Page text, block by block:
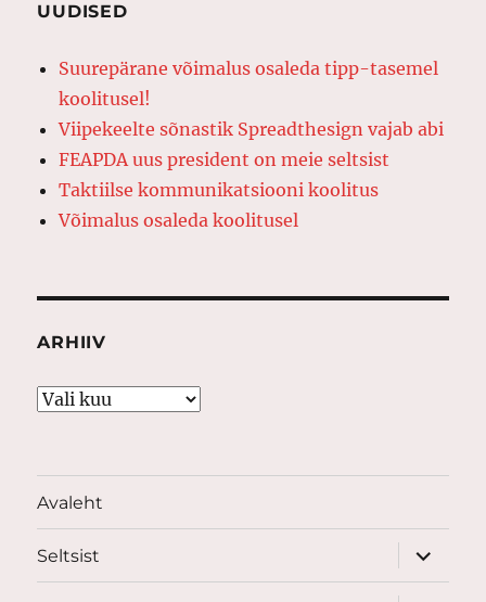
UUDISED
Suurepärane võimalus osaleda tipp-tasemel
koolitusel!
Viipekeelte sõnastik Spreadthesign vajab abi
FEAPDA uus president on meie seltsist
Taktiilse kommunikatsiooni koolitus
Võimalus osaleda koolitusel
ARHIIV
Arhiiv
Avaleht
Seltsist
laienda